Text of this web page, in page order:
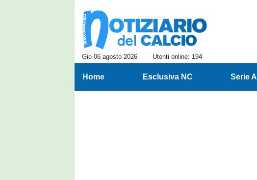
Gio 06 agosto 2026 Utenti online: 194
Home Esclusiva NC Serie A